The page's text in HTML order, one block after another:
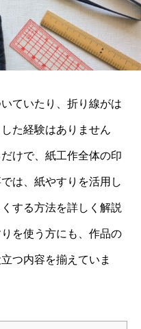
ていたり、折り線がは
た経験はありません
けで、紙工作全体の印
は、紙やすりを活用し
する方法を詳しく解説
を使う方にも、作品の
つ内容を揃えていま